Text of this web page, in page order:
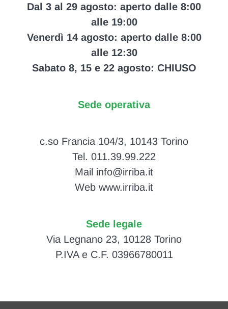
Dal 3 al 29 agosto: aperto dalle 8:00
alle 19:00
Venerdì 14 agosto: aperto dalle 8:00
alle 12:30
Sabato 8, 15 e 22 agosto: CHIUSO
Sede operativa
c.so Francia 104/3, 10143 Torino
Tel. 011.39.99.222
Mail info@irriba.it
Web www.irriba.it
Sede legale
Via Legnano 23, 10128 Torino
P.IVA e C.F. 03966780011